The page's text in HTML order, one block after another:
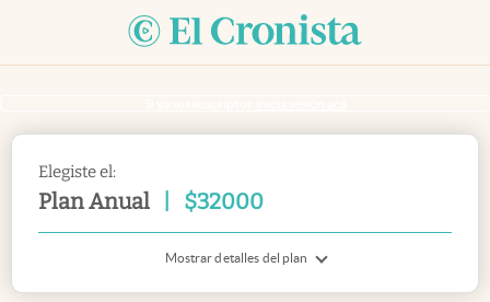
Elegiste el:
Plan Anual $32000
Mostrar detalles del plan